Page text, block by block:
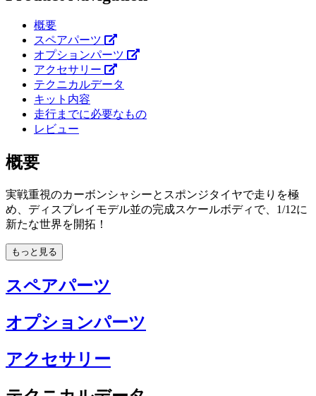
概要
スペアパーツ
オプションパーツ
アクセサリー
テクニカルデータ
キット内容
走行までに必要なもの
レビュー
概要
実戦重視のカーボンシャシーとスポンジタイヤで走りを極
め、ディスプレイモデル並の完成スケールボディで、1/12に
新たな世界を開拓！
もっと見る
スペアパーツ
オプションパーツ
アクセサリー